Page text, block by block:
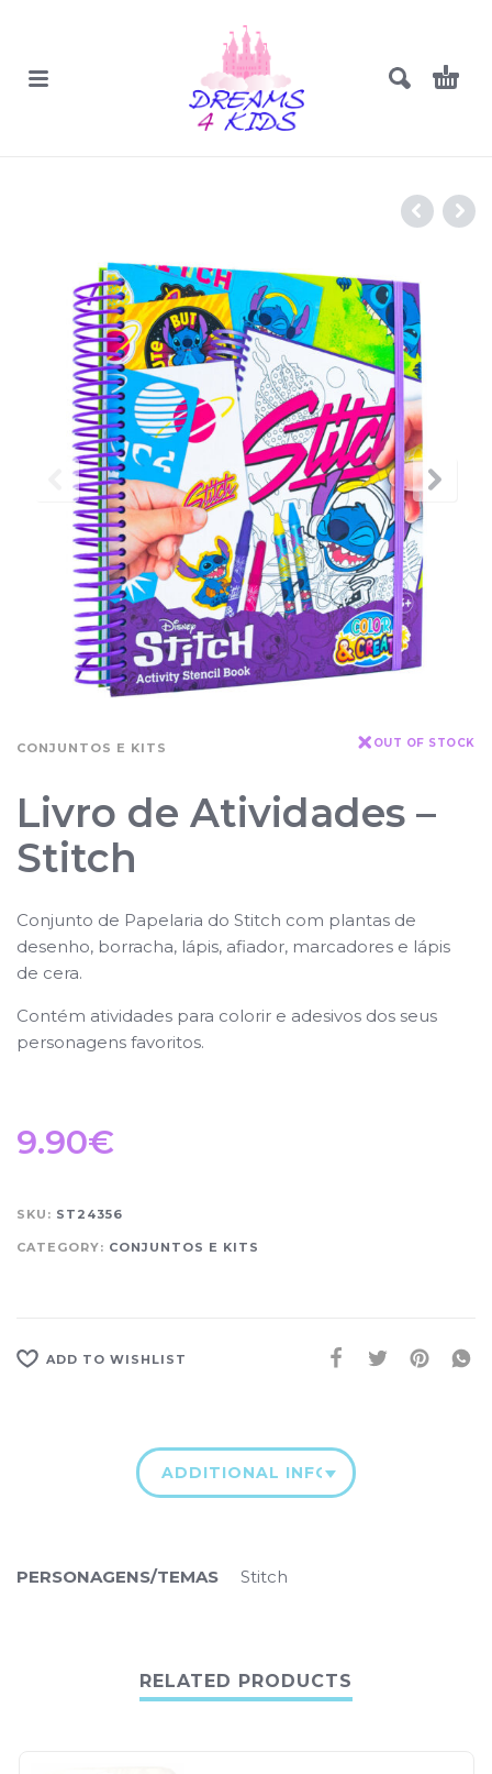
CONJUNTOS E KITS OUT OF STOCK
Livro de Atividades –
Stitch
Conjunto de Papelaria do Stitch com plantas de
desenho, borracha, lápis, afiador, marcadores e lápis
de cera.
Contém atividades para colorir e adesivos dos seus
personagens favoritos.
9.90€
SKU: ST24356
CATEGORY: CONJUNTOS E KITS
ADD TO WISHLIST
ADDITIONAL INFORMATION
PERSONAGENS/TEMAS Stitch
RELATED PRODUCTS